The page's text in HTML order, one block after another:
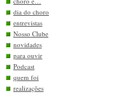
dia do choro
entrevistas
Nosso Clube
novidades
para ouvir
Podcast
quem foi
realizações